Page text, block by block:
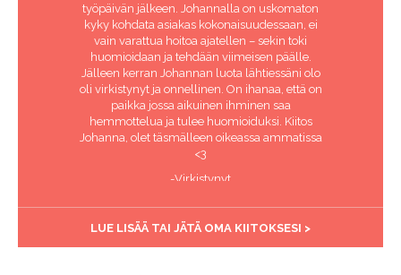
työpäivän jälkeen. Johannalla on uskomaton
kyky kohdata asiakas kokonaisuudessaan, ei
vain varattua hoitoa ajatellen – sekin toki
huomioidaan ja tehdään viimeisen päälle.
Jälleen kerran Johannan luota lähtiessäni olo
oli virkistynyt ja onnellinen. On ihanaa, että on
paikka jossa aikuinen ihminen saa
hemmottelua ja tulee huomioiduksi. Kiitos
Johanna, olet täsmälleen oikeassa ammatissa
<3
-Virkistynyt
LUE LISÄÄ TAI JÄTÄ OMA KIITOKSESI >